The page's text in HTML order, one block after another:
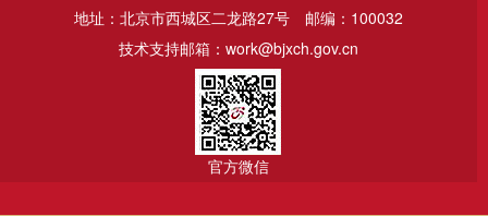
地址：北京市西城区二龙路27号
邮编：100032
技术支持邮箱：work@bjxch.gov.cn
官方微信